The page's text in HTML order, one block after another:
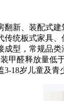
、装配式建
传统板式家具
型，常规品
甲醛释放量低
18岁儿童及青